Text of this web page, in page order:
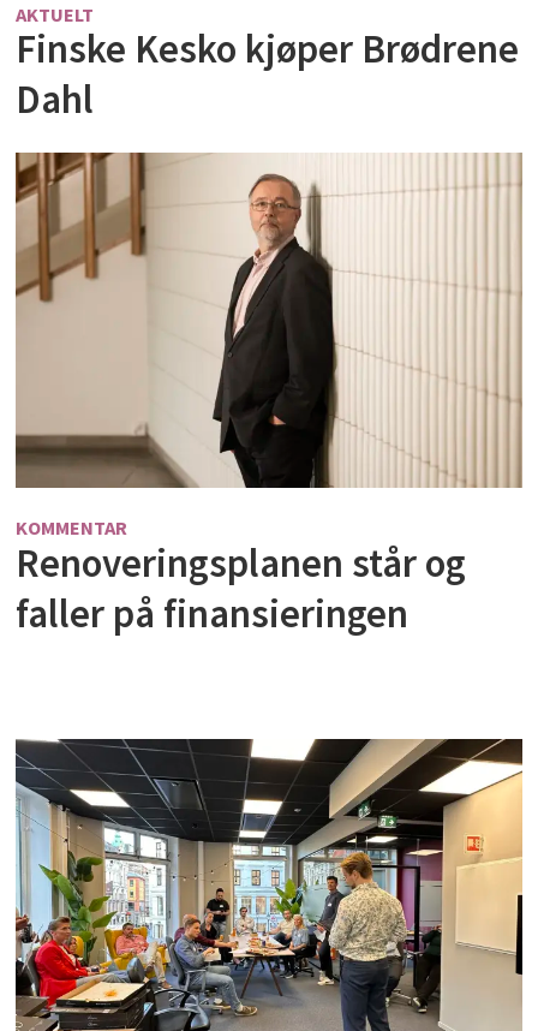
AKTUELT
Finske Kesko kjøper Brødrene
Dahl
KOMMENTAR
Renoveringsplanen står og
faller på finansieringen